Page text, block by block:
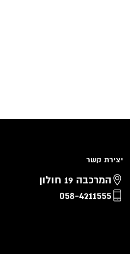
יצירת קשר
המרכבה 19 חולון
058-4211555